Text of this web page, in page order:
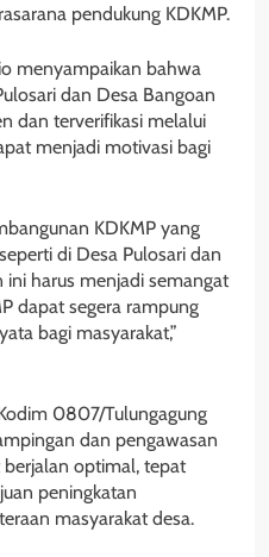
pendukung KDKMP.
menyampaikan bahwa
dan Desa Bangoan
dan terverifikasi melalui
menjadi motivasi bagi
KDKMP yang
di Desa Pulosari dan
ini harus menjadi semangat
dapat segera rampung
bagi masyarakat,”
0807/Tulungagung
dan pengawasan
optimal, tepat
peningkatan
masyarakat desa.